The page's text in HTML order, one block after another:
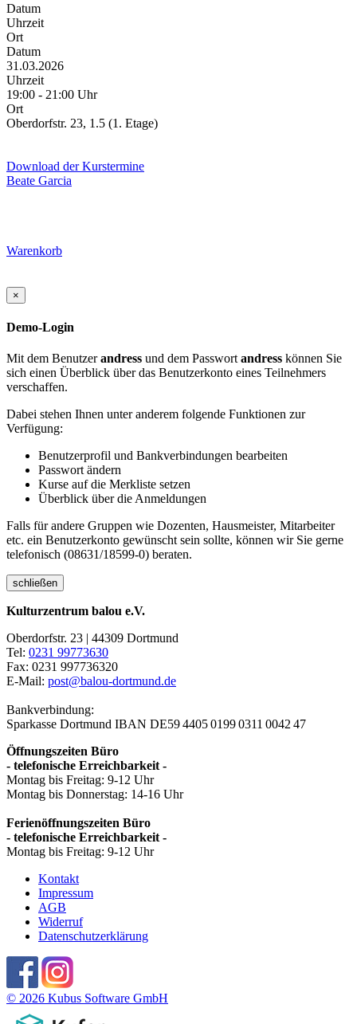
Datum
Uhrzeit
Ort
Datum
31.03.2026
Uhrzeit
19:00 - 21:00 Uhr
Ort
Oberdorfstr. 23, 1.5 (1. Etage)
Download der Kurstermine
Beate Garcia
Warenkorb
×
Demo-Login
Mit dem Benutzerandress und dem Passwort andress können Sie
sich einen Überblick über das Benutzerkonto eines Teilnehmers
verschaffen.
Dabei stehen Ihnen unter anderem folgende Funktionen zur
Verfügung:
Benutzerprofil und Bankverbindungen bearbeiten
Passwort ändern
Kurse auf die Merkliste setzen
Überblick über die Anmeldungen
Falls für andere Gruppen wie Dozenten, Hausmeister, Mitarbeiter
etc. ein Benutzerkonto gewünscht sein sollte, können wir Sie gerne
telefonisch (08631/18599-0) beraten.
schließen
Kulturzentrum balou e.V.
Oberdorfstr. 23 | 44309 Dortmund
Tel: 0231 99773630
Fax: 0231 997736320
E-Mail: post@balou-dortmund.de
Bankverbindung:
Sparkasse Dortmund IBAN DE59 4405 0199 0311 0042 47
Öffnungszeiten Büro
- telefonische Erreichbarkeit -
Montag bis Freitag: 9-12 Uhr
Montag bis Donnerstag: 14-16 Uhr
Ferienöffnungszeiten Büro
- telefonische Erreichbarkeit -
Montag bis Freitag: 9-12 Uhr
Kontakt
Impressum
AGB
Widerruf
Datenschutzerklärung
© 2026 Kubus Software GmbH